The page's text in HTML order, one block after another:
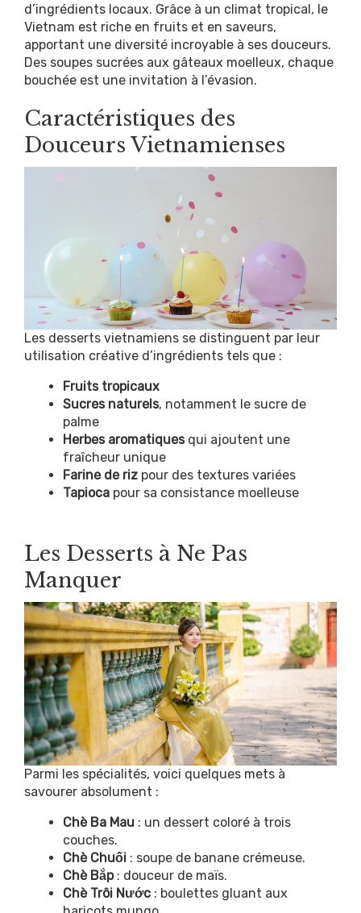
d’ingrédients locaux. Grâce à un climat tropical, le
Vietnam est riche en fruits et en saveurs,
apportant une diversité incroyable à ses douceurs.
Des soupes sucrées aux gâteaux moelleux, chaque
bouchée est une invitation à l’évasion.
Caractéristiques des
Douceurs Vietnamienses
Les desserts vietnamiens se distinguent par leur
utilisation créative d’ingrédients tels que :
Fruits tropicaux
Sucres naturels, notamment le sucre de
palme
Herbes aromatiques qui ajoutent une
fraîcheur unique
Farine de riz pour des textures variées
Tapioca pour sa consistance moelleuse
Les Desserts à Ne Pas
Manquer
Parmi les spécialités, voici quelques mets à
savourer absolument :
Chè Ba Mau : un dessert coloré à trois
couches.
Chè Chuối : soupe de banane crémeuse.
Chè Bắp: douceur de maïs.
Chè Trôi Nước : boulettes gluant aux